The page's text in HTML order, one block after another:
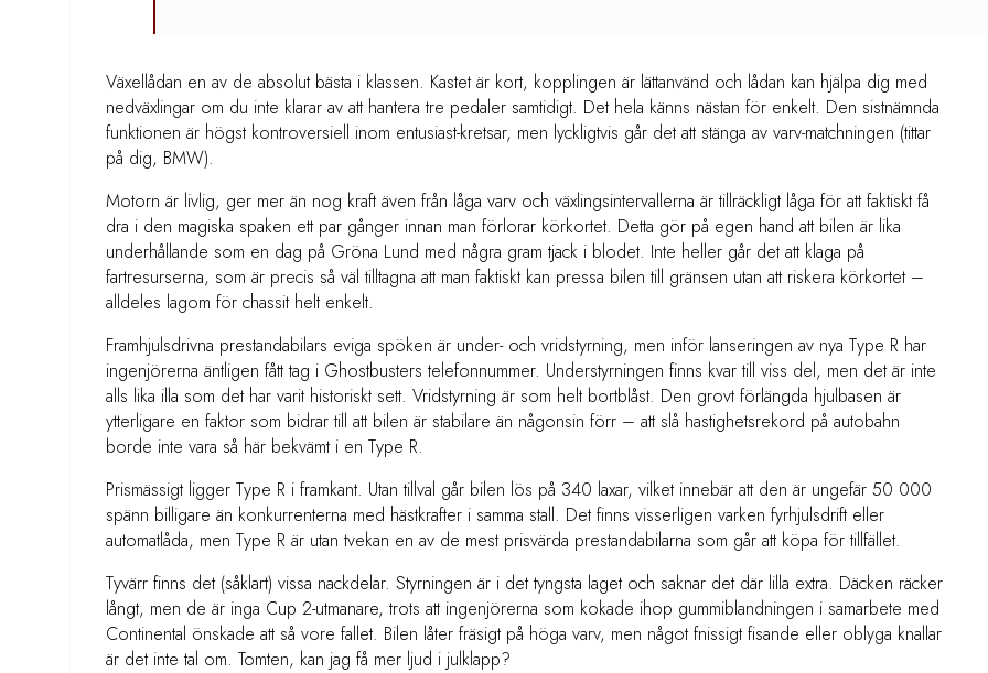
Växellådan en av de absolut bästa i klassen. Kastet är kort, kopplingen är lättanvänd och lådan kan hjälpa dig med
nedväxlingar om du inte klarar av att hantera tre pedaler samtidigt. Det hela känns nästan för enkelt. Den sistnämnda
funktionen är högst kontroversiell inom entusiast-kretsar, men lyckligtvis går det att stänga av varv-matchningen (tittar
på dig, BMW).
Motorn är livlig, ger mer än nog kraft även från låga varv och växlingsintervallerna är tillräckligt låga för att faktiskt få
dra i den magiska spaken ett par gånger innan man förlorar körkortet. Detta gör på egen hand att bilen är lika
underhållande som en dag på Gröna Lund med några gram tjack i blodet. Inte heller går det att klaga på
fartresurserna, som är precis så väl tilltagna att man faktiskt kan pressa bilen till gränsen utan att riskera körkortet –
alldeles lagom för chassit helt enkelt.
Framhjulsdrivna prestandabilars eviga spöken är under- och vridstyrning, men inför lanseringen av nya Type R har
ingenjörerna äntligen fått tag i Ghostbusters telefonnummer. Understyrningen finns kvar till viss del, men det är inte
alls lika illa som det har varit historiskt sett. Vridstyrning är som helt bortblåst. Den grovt förlängda hjulbasen är
ytterligare en faktor som bidrar till att bilen är stabilare än någonsin förr – att slå hastighetsrekord på autobahn
borde inte vara så här bekvämt i en Type R.
Prismässigt ligger Type R i framkant. Utan tillval går bilen lös på 340 laxar, vilket innebär att den är ungefär 50 000
spänn billigare än konkurrenterna med hästkrafter i samma stall. Det finns visserligen varken fyrhjulsdrift eller
automatlåda, men Type R är utan tvekan en av de mest prisvärda prestandabilarna som går att köpa för tillfället.
Tyvärr finns det (såklart) vissa nackdelar. Styrningen är i det tyngsta laget och saknar det där lilla extra. Däcken räcker
långt, men de är inga Cup 2-utmanare, trots att ingenjörerna som kokade ihop gummiblandningen i samarbete med
Continental önskade att så vore fallet. Bilen låter fräsigt på höga varv, men något fnissigt fisande eller oblyga knallar
är det inte tal om. Tomten, kan jag få mer ljud i julklapp?